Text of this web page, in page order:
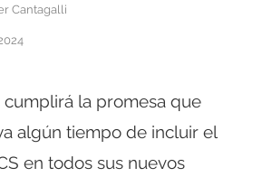
Cantagalli
la promesa que
algún tiempo de incluir el
en todos sus nuevos